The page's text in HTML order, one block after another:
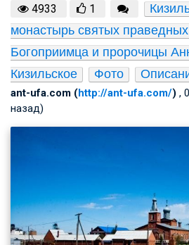
4933 1
монастырь святых
Богоприимца и пророчицы
Кизильское
Фото
ant-ufa.com (http://ant-ufa.com/) ,
назад)